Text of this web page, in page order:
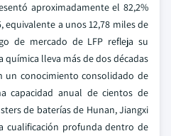
aproximadamente el 82,2%
equivalente a unos 12,78 miles de
de mercado de LFP refleja su
química lleva más de dos décadas
un conocimiento consolidado de
capacidad anual de cientos de
de baterías de Hunan, Jiangxi
cualificación profunda dentro de